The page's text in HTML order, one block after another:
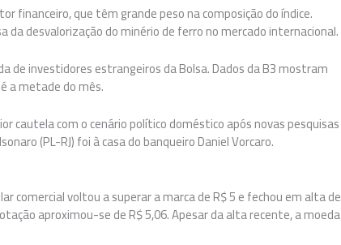
financeiro, que têm grande peso na composição do índice.
desvalorização do minério de ferro no mercado internacional.
de investidores estrangeiros da Bolsa. Dados da B3 mostram
a metade do mês.
cautela com o cenário político doméstico após novas pesquisas
(PL-RJ) foi à casa do banqueiro Daniel Vorcaro.
comercial voltou a superar a marca de R$ 5 e fechou em alta de
aproximou-se de R$ 5,06. Apesar da alta recente, a moeda